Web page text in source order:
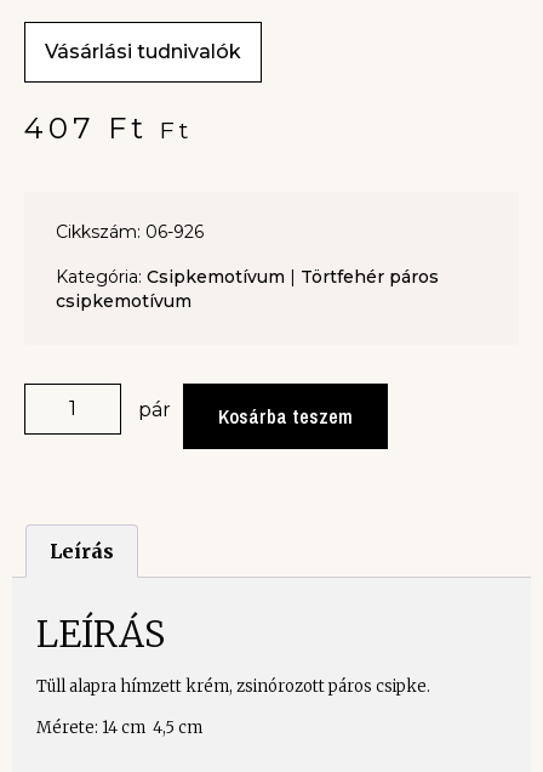
Vásárlási tudnivalók
407 Ft Ft
Cikkszám: 06-926
Kategória: Csipkemotívum
Törtfehér páros
csipkemotívum
pár Kosárba teszem
Leírás
LEÍRÁS
Tüll alapra hímzett krém, zsinórozott páros csipke.
Mérete: 14 cm 4,5 cm